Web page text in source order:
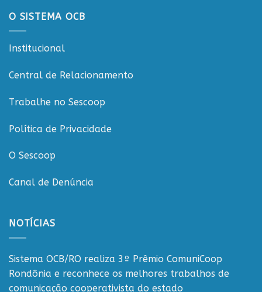
O SISTEMA OCB
Institucional
Central de Relacionamento
Trabalhe no Sescoop
Política de Privacidade
O Sescoop
Canal de Denúncia
NOTÍCIAS
Sistema OCB/RO realiza 3º Prêmio ComuniCoop
Rondônia e reconhece os melhores trabalhos de
comunicação cooperativista do estado